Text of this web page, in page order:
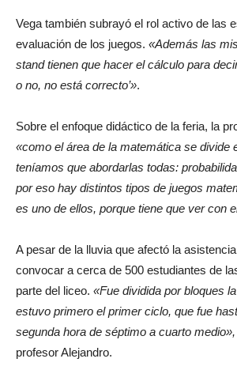
Vega también subrayó el rol activo de las
evaluación de los juegos. «Además las
stand tienen que hacer el cálculo para
o no, no está correcto’».
Sobre el enfoque didáctico de la feria, la
«como el área de la matemática se divide
teníamos que abordarlas todas:
por eso hay distintos tipos de juegos
es uno de ellos, porque tiene que ver con
A pesar de la lluvia que afectó la
convocar a cerca de 500 estudiantes de
parte del liceo. «Fue dividida por bloques
estuvo primero el primer ciclo, que fue
segunda hora de séptimo a cuarto medio»,
profesor Alejandro.